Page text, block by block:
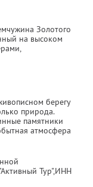
Золотого
на высоком
берегу
природа.
памятники
атмосфера
Тур",ИНН